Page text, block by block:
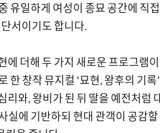
유일하게 여성이 종묘 공간에 직
서이기도 합니다.
에 더해 두 가지 새로운 프로그램
한 창작 뮤지컬 ‘묘현, 왕후의 기
리와, 왕비가 된 뒤 딸을 예전처럼
실에 기반하되 현대 관객이 공감